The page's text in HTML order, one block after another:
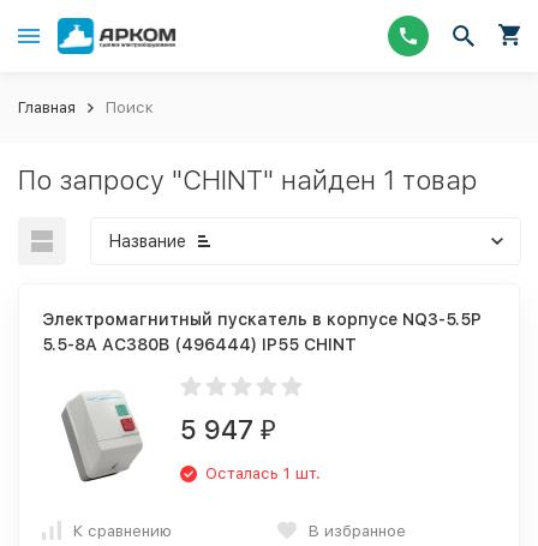
Главная Поиск
По запросу "CHINT" найден 1 товар
Название
Электромагнитный пускатель в корпусе NQ3-5.5P
5.5-8A AC380В (496444) IP55 CHINT
5 947 ₽
Осталась 1 шт.
К сравнению В избранное